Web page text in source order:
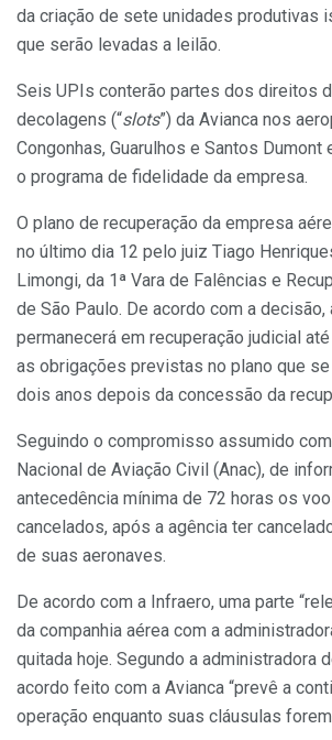
da criação de sete unidades produtivas
que serão levadas a leilão.
Seis UPIs conterão partes dos direitos
decolagens (“slots”) da Avianca nos
Congonhas, Guarulhos e Santos Dumont
o programa de fidelidade da empresa.
O plano de recuperação da empresa
no último dia 12 pelo juiz Tiago
Limongi, da 1ª Vara de Falências e
de São Paulo. De acordo com a decisão,
permanecerá em recuperação judicial
as obrigações previstas no plano que
dois anos depois da concessão da
Seguindo o compromisso assumido
Nacional de Aviação Civil (Anac), de
antecedência mínima de 72 horas os
cancelados, após a agência ter
de suas aeronaves.
De acordo com a Infraero, uma parte
da companhia aérea com a
quitada hoje. Segundo a administradora
acordo feito com a Avianca “prevê a
operação enquanto suas cláusulas